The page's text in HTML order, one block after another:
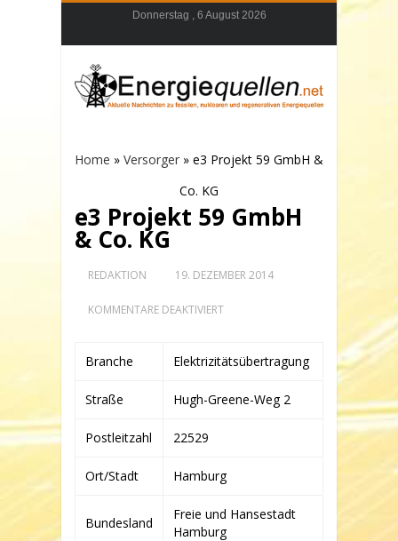
Donnerstag , 6 August 2026
Home » Versorger » e3 Projekt 59 GmbH &
Co. KG
e3 Projekt 59 GmbH
& Co. KG
REDAKTION 19. DEZEMBER 2014
KOMMENTARE DEAKTIVIERTFÜR
GMBH
KG
Branche Elektrizitätsübertragung
Straße Hugh-Greene-Weg 2
Postleitzahl 22529
Ort/Stadt Hamburg
Bundesland
Freie und Hansestadt
Hamburg